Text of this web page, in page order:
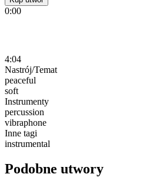
0:00
4:04
Nastrój/Temat
peaceful
soft
Instrumenty
percussion
vibraphone
Inne tagi
instrumental
Podobne utwory